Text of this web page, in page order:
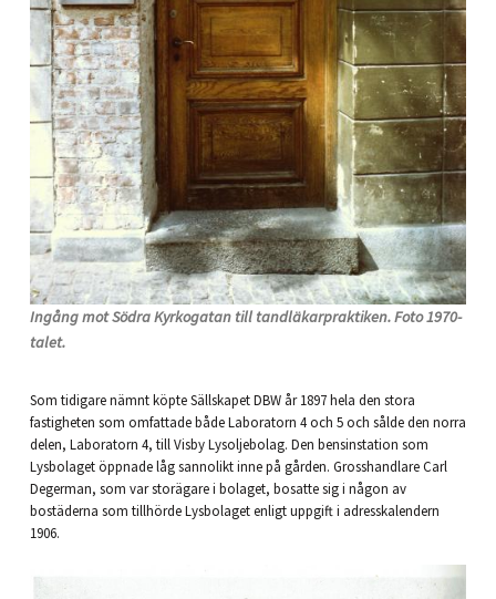
Ingång mot Södra Kyrkogatan till tandläkarpraktiken. Foto 1970-
talet.
Som tidigare nämnt köpte Sällskapet DBW år 1897 hela den stora
fastigheten som omfattade både Laboratorn 4 och 5 och sålde den norra
delen, Laboratorn 4, till Visby Lysoljebolag. Den bensinstation som
Lysbolaget öppnade låg sannolikt inne på gården. Grosshandlare Carl
Degerman, som var storägare i bolaget, bosatte sig i någon av
bostäderna som tillhörde Lysbolaget enligt uppgift i adresskalendern
1906.